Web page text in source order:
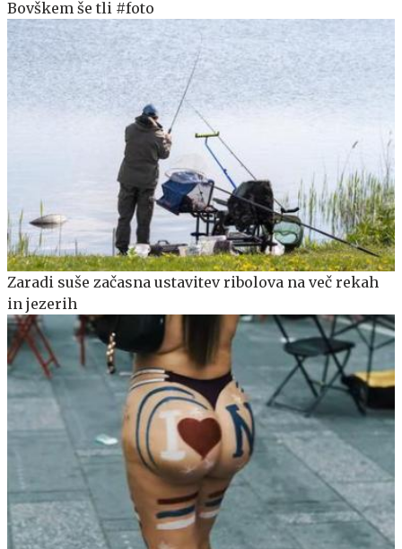
Bovškem še tli #foto
Zaradi suše začasna ustavitev ribolova na več rekah
in jezerih